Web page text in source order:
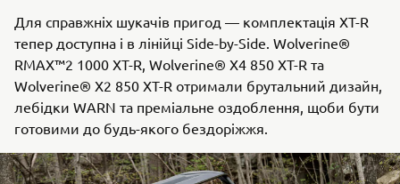
Для справжніх шукачів пригод — комплектація XT-R
тепер доступна і в лінійці Side-by-Side. Wolverine®
RMAX™2 1000 XT-R, Wolverine® X4 850 XT-R та
Wolverine® X2 850 XT-R отримали брутальний дизайн,
лебідки WARN та преміальне оздоблення, щоби бути
готовими до будь-якого бездоріжжя.